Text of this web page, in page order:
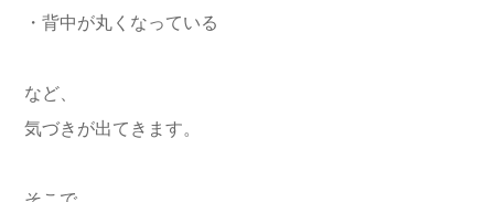
・背中が丸くなっている
など、
気づきが出てきます。